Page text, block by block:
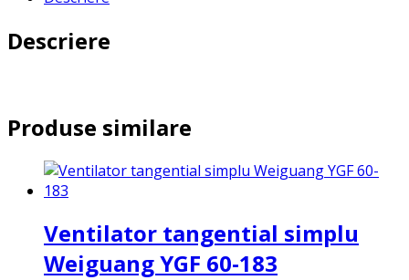
Descriere
Produse similare
Ventilator tangential simplu
Weiguang YGF 60-183